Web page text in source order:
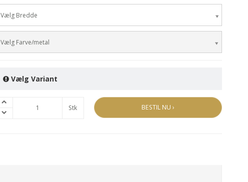
Vælg Bredde
Vælg Farve/metal
Vælg Variant
Stk BESTIL NU ›